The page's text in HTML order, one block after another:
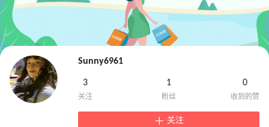
Sunny6961
3 1 0
关注